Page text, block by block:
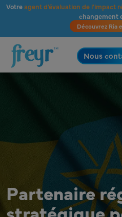
Passer au contenu principal
Votreagent d'évaluation de l'impact
changement
Découvrez Ria
.
Nous
Partenaire